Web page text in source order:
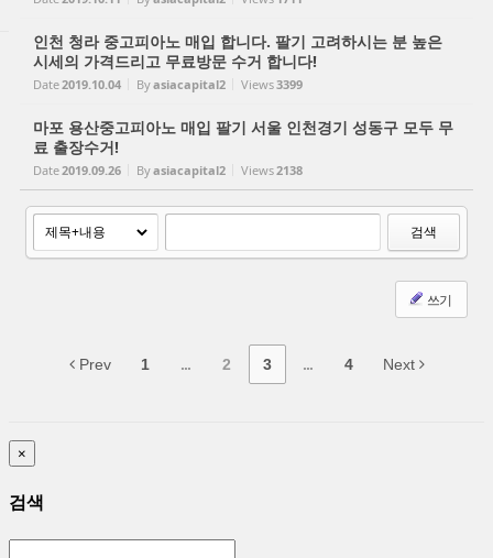
인천 청라 중고피아노 매입 합니다. 팔기 고려하시는 분 높은
시세의 가격드리고 무료방문 수거 합니다!
Date2019.10.04 Byasiacapital2 Views3399
마포 용산중고피아노 매입 팔기 서울 인천경기 성동구 모두 무
료 출장수거!
Date2019.09.26 Byasiacapital2 Views2138
검색
쓰기
Prev 1 ... 2 3 ... 4 Next
×
검색